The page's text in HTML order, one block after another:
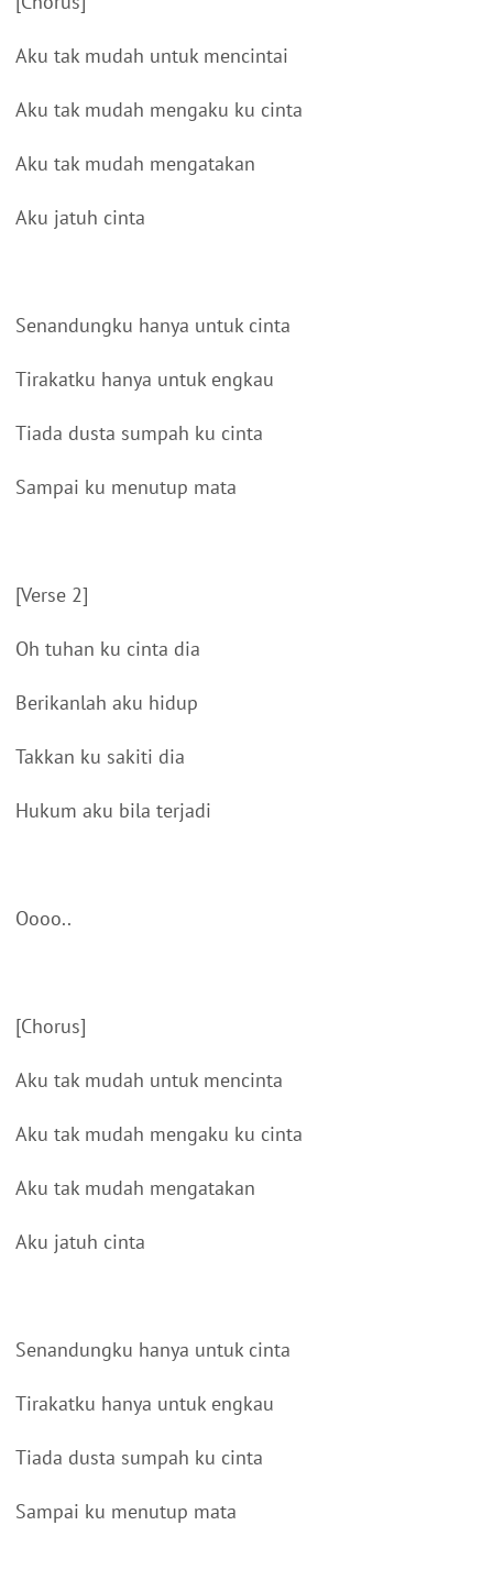
Aku tak mudah untuk mencintai
Aku tak mudah mengaku ku cinta
Aku tak mudah mengatakan
Aku jatuh cinta
Senandungku hanya untuk cinta
Tirakatku hanya untuk engkau
Tiada dusta sumpah ku cinta
Sampai ku menutup mata
[Verse 2]
Oh tuhan ku cinta dia
Berikanlah aku hidup
Takkan ku sakiti dia
Hukum aku bila terjadi
Oooo..
[Chorus]
Aku tak mudah untuk mencinta
Aku tak mudah mengaku ku cinta
Aku tak mudah mengatakan
Aku jatuh cinta
Senandungku hanya untuk cinta
Tirakatku hanya untuk engkau
Tiada dusta sumpah ku cinta
Sampai ku menutup mata